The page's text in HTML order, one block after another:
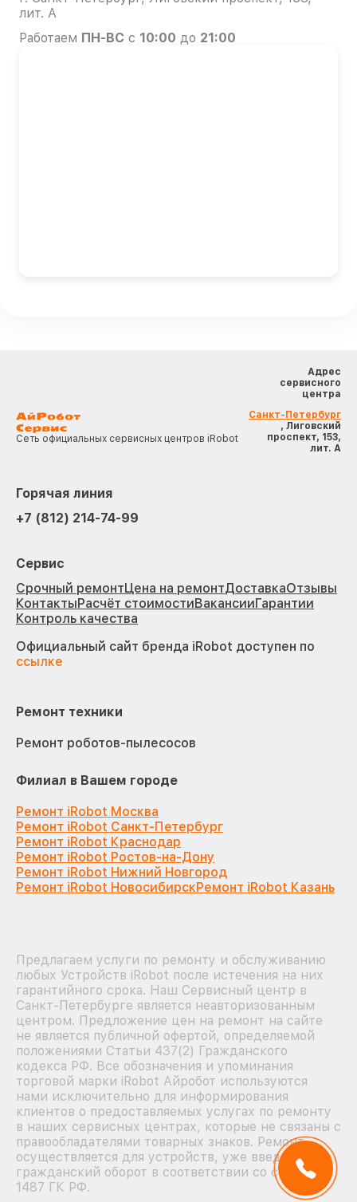
лит. А
Работаем ПН-ВС с 10:00 до 21:00
Сеть официальных сервисных центров iRobot
Адрес
сервисного
центра
Санкт-Петербург
, Лиговский
проспект, 153,
лит. А
Горячая линия
+7 (812) 214-74-99
Сервис
Срочный ремонтЦена на ремонтДоставкаОтзывы
КонтактыРасчёт стоимостиВакансииГарантии
Контроль качества
Официальный сайт бренда iRobot доступен по
ссылке
Ремонт техники
Ремонт роботов-пылесосов
Филиал в Вашем городе
Ремонт iRobot Москва
Ремонт iRobot Санкт-Петербург
Ремонт iRobot Краснодар
Ремонт iRobot Ростов-на-Дону
Ремонт iRobot Нижний Новгород
Ремонт iRobot НовосибирскРемонт iRobot Казань
Предлагаем услуги по ремонту и обслуживанию
любых Устройств iRobot после истечения на них
гарантийного срока. Наш Сервисный центр в
Санкт-Петербурге является неавторизованным
центром. Предложение цен на ремонт на сайте
не является публичной офертой, определяемой
положениями Статьи 437(2) Гражданского
кодекса РФ. Все обозначения и упоминания
торговой марки iRobot Айробот используются
нами исключительно для информирования
клиентов о предоставляемых услугах по ремонту
в наших сервисных центрах, которые не связаны с
правообладателями товарных знаков. Ремонт
осуществляется для устройств, уже введенных в
гражданский оборот в соответствии со статьей
1487 ГК РФ.